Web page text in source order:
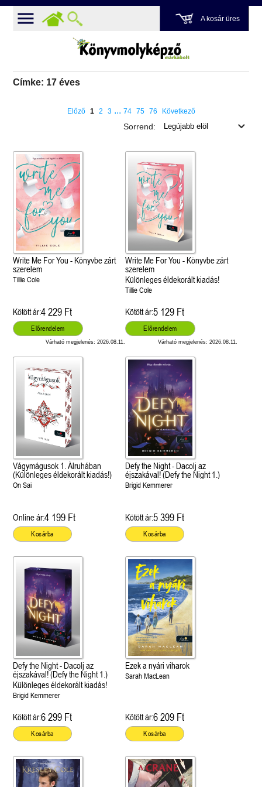
A kosár üres
Címke: 17 éves
cél (Off-Campus 4.)
olvasható!
21.
Grace and Glory - Kegyelem és
dicsőség (Az Előhírnök-trilógia
Különleges éldekorált kiadás!
31.
Előző 1 2 3 ... 74 75 76 Következő
Sorrend:
Write Me For You - Könyvbe zárt
szerelem
Tillie Cole
Kötött ár:4 229 Ft
Előrendelem
Várható megjelenés: 2026.08.11.
Write Me For You - Könyvbe zárt
szerelem
Különleges éldekorált kiadás!
Tillie Cole
Kötött ár:5 129 Ft
Előrendelem
Várható megjelenés: 2026.08.11.
Vágymágusok 1. Álruhában
(Különleges éldekorált kiadás!)
On Sai
Online ár:4 199 Ft
Kosárba
Defy the Night - Dacolj az
éjszakával! (Defy the Night 1.)
Brigid Kemmerer
Kötött ár:5 399 Ft
Kosárba
Defy the Night - Dacolj az
éjszakával! (Defy the Night 1.)
Különleges éldekorált kiadás!
Brigid Kemmerer
Kötött ár:6 299 Ft
Kosárba
Ezek a nyári viharok
Sarah MacLean
Kötött ár:6 209 Ft
Kosárba